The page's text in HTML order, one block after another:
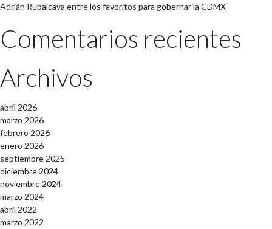
Adrián Rubalcava entre los favoritos para gobernar la CDMX
Comentarios recientes
Archivos
abril 2026
marzo 2026
febrero 2026
enero 2026
septiembre 2025
diciembre 2024
noviembre 2024
marzo 2024
abril 2022
marzo 2022